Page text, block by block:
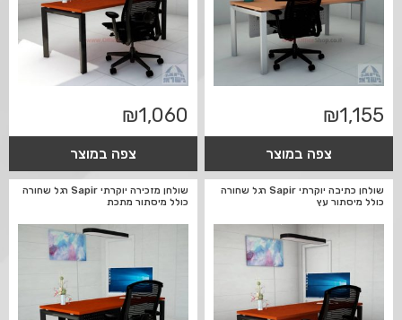
₪1,155
צפה במוצר
₪1,060
צפה במוצר
שולחן כתיבה יוקרתי Sapir רגל שחורה
כולל מיסתור עץ
שולחן מזכירה יוקרתי Sapir רגל שחורה
כולל מיסתור מתכת